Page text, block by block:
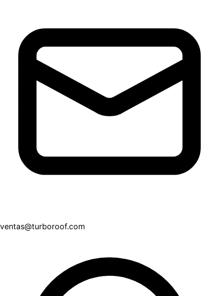
ventas@turboroof.com